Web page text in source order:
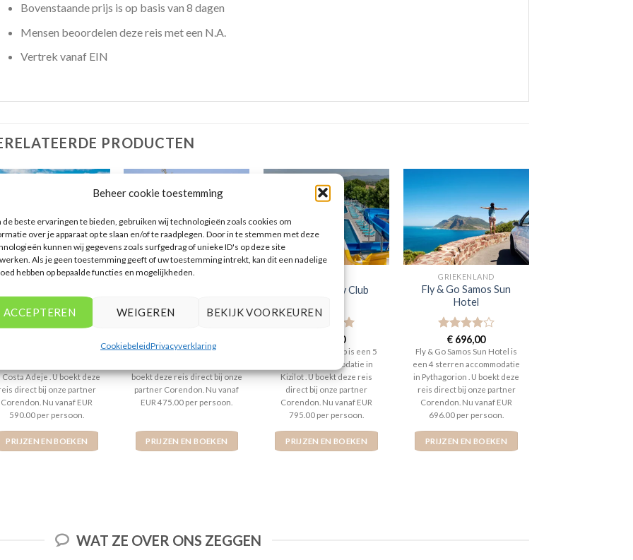
Beheer cookie toestemming
de beste ervaringen te bieden, gebruiken wij technologieën zoals cookies om
over je apparaat op te slaan en/of te raadplegen. Door in te stemmen met deze
kunnen wij gegevens zoals surfgedrag of unieke ID's op deze site
Als je geen toestemming geeft of uw toestemming intrekt, kan dit een nadelige
hebben op bepaalde functies en mogelijkheden.
ACCEPTEREN WEIGEREN BEKIJK VOORKEUREN
CookiebeleidPrivacyverklaring
Bovenstaande prijs is op basis van 8 dagen
Mensen beoordelen deze reis met een N.A.
Vertrek vanaf EIN
PRODUCTEN
SPANJE
Waves Las Dalias is
Costa Adeje . U boekt deze
direct bij onze partner
Corendon. Nu vanaf EUR
590.00 per persoon.
PRIJZEN EN BOEKEN
SIDE
4uit 5
Dosi Hotel is een 4 sterren
boekt deze reis direct bij onze
partner Corendon. Nu vanaf
EUR 475.00 per persoon.
PRIJZEN EN BOEKEN
Master Family Club
Gewaardeerd
795,00
Master Family Club is een 5
sterren accommodatie in
Kizilot . U boekt deze reis
direct bij onze partner
Corendon. Nu vanaf EUR
795.00 per persoon.
PRIJZEN EN BOEKEN
GRIEKENLAND
Fly & Go Samos Sun
Hotel
Gewaardeerd
4uit 5
€ 696,00
Fly & Go Samos Sun Hotel is
een 4 sterren accommodatie
in Pythagorion . U boekt deze
reis direct bij onze partner
Corendon. Nu vanaf EUR
696.00 per persoon.
PRIJZEN EN BOEKEN
WAT ZE OVER ONS ZEGGEN